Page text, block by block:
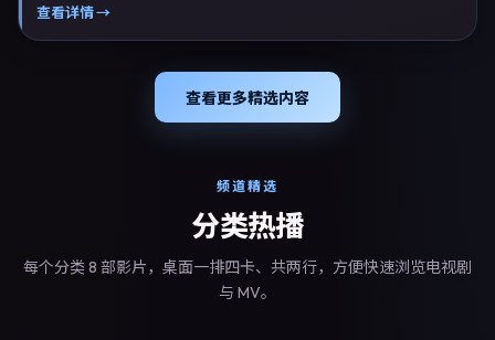
奏、摄影与配乐上强调沉浸体验，可作为片单推荐、影评长文与专题策划
查看详情 →
查看更多精选内容
频道精选
分类热播
每个分类 8 部影片，桌面一排四卡、共两行，方便快速浏览电视剧
与 MV。